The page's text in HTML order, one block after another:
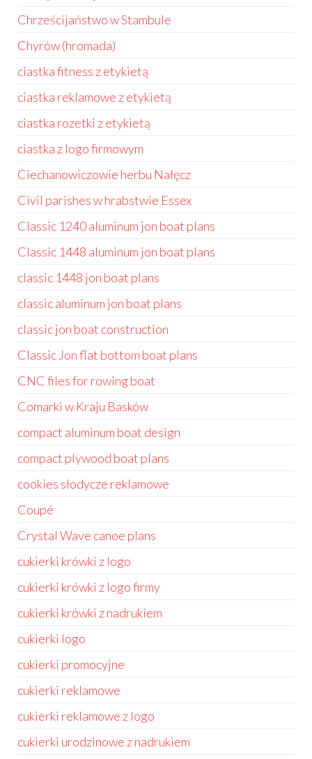
Chrześcijaństwo w Stambule
Chyrów (hromada)
ciastka fitness z etykietą
ciastka reklamowe z etykietą
ciastka rozetki z etykietą
ciastka z logo firmowym
Ciechanowiczowie herbu Nałęcz
Civil parishes w hrabstwie Essex
Classic 1240 aluminum jon boat plans
Classic 1448 aluminum jon boat plans
classic 1448 jon boat plans
classic aluminum jon boat plans
classic jon boat construction
Classic Jon flat bottom boat plans
CNC files for rowing boat
Comarki w Kraju Basków
compact aluminum boat design
compact plywood boat plans
cookies słodycze reklamowe
Coupé
Crystal Wave canoe plans
cukierki krówki z logo
cukierki krówki z logo firmy
cukierki krówki z nadrukiem
cukierki logo
cukierki promocyjne
cukierki reklamowe
cukierki reklamowe z logo
cukierki urodzinowe z nadrukiem